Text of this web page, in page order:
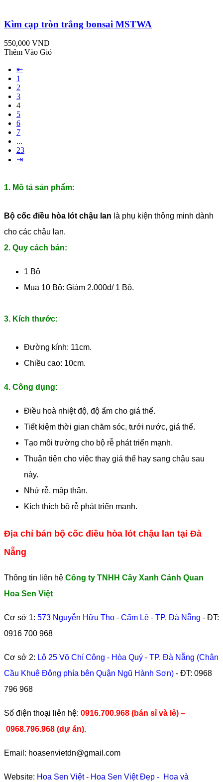
Kìm cạp tròn trắng bonsai MSTWA
550,000 VND
Thêm Vào Giỏ
⇤
1
2
3
4
5
6
7
...
23
⇥
1. Mô tả sản phẩm:
Bộ cốc điều hòa lót chậu lan là phụ kiện thông minh dành
cho các chậu lan.
2. Quy cách bán:
1 Bộ
Mua 10 Bộ: Giảm 2.000đ/ 1 Bộ.
3. Kích thước:
Đường kính: 11cm.
Chiều cao: 10cm.
4. Công dụng:
Điều hoà nhiệt độ, độ ẩm cho giá thể.
Tiết kiệm thời gian chăm sóc, tưới nước, giá thể.
Tạo môi trường cho bộ rễ phát triển mạnh.
Thuận tiện cho việc thay giá thể hay sang chậu sau
này.
Nhử rễ, mập thân.
Kích thích bộ rễ phát triển mạnh.
Địa chỉ bán bộ cốc điều hòa lót chậu lan tại Đà
Nẵng
Thông tin liên hệ Công ty TNHH Cây Xanh Cảnh Quan
Hoa Sen Việt
Cơ sở 1: 573 Nguyễn Hữu Thọ - Cẩm Lệ - TP. Đà Nẵng - ĐT:
0916 700 968
Cơ sở 2: Lô 25 Võ Chí Công - Hòa Quý - TP. Đà Nẵng (Chân
Cầu Khuê Đông phía bên Quận Ngũ Hành Sơn) - ĐT: 0968
796 968
​Số điện thoại liên hệ: 0916.700.968 (bán sỉ và lẻ) –
0968.796.968 (dự án).
Email: hoasenvietdn@gmail.com
Website: Hoa Sen Việt- Hoa Sen Việt Đẹp - Hoa và